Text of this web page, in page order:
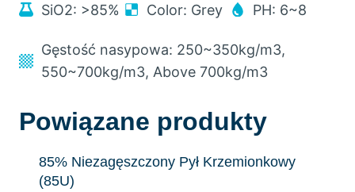
SiO2: >85% Color: Grey PH: 6~8
Gęstość nasypowa: 250~350kg/m3,
550~700kg/m3, Above 700kg/m3
Powiązane produkty
85% Niezagęszczony Pył Krzemionkowy
(85U)